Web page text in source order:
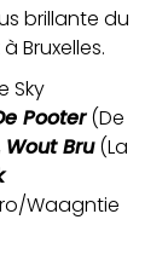
brillante du
Bruxelles.
Sky
Pooter(De
Wout Bru(La
Waagntie